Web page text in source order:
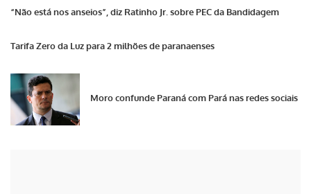
“Não está nos anseios”, diz Ratinho Jr. sobre PEC da Bandidagem
Tarifa Zero da Luz para 2 milhões de paranaenses
Moro confunde Paraná com Pará nas redes sociais